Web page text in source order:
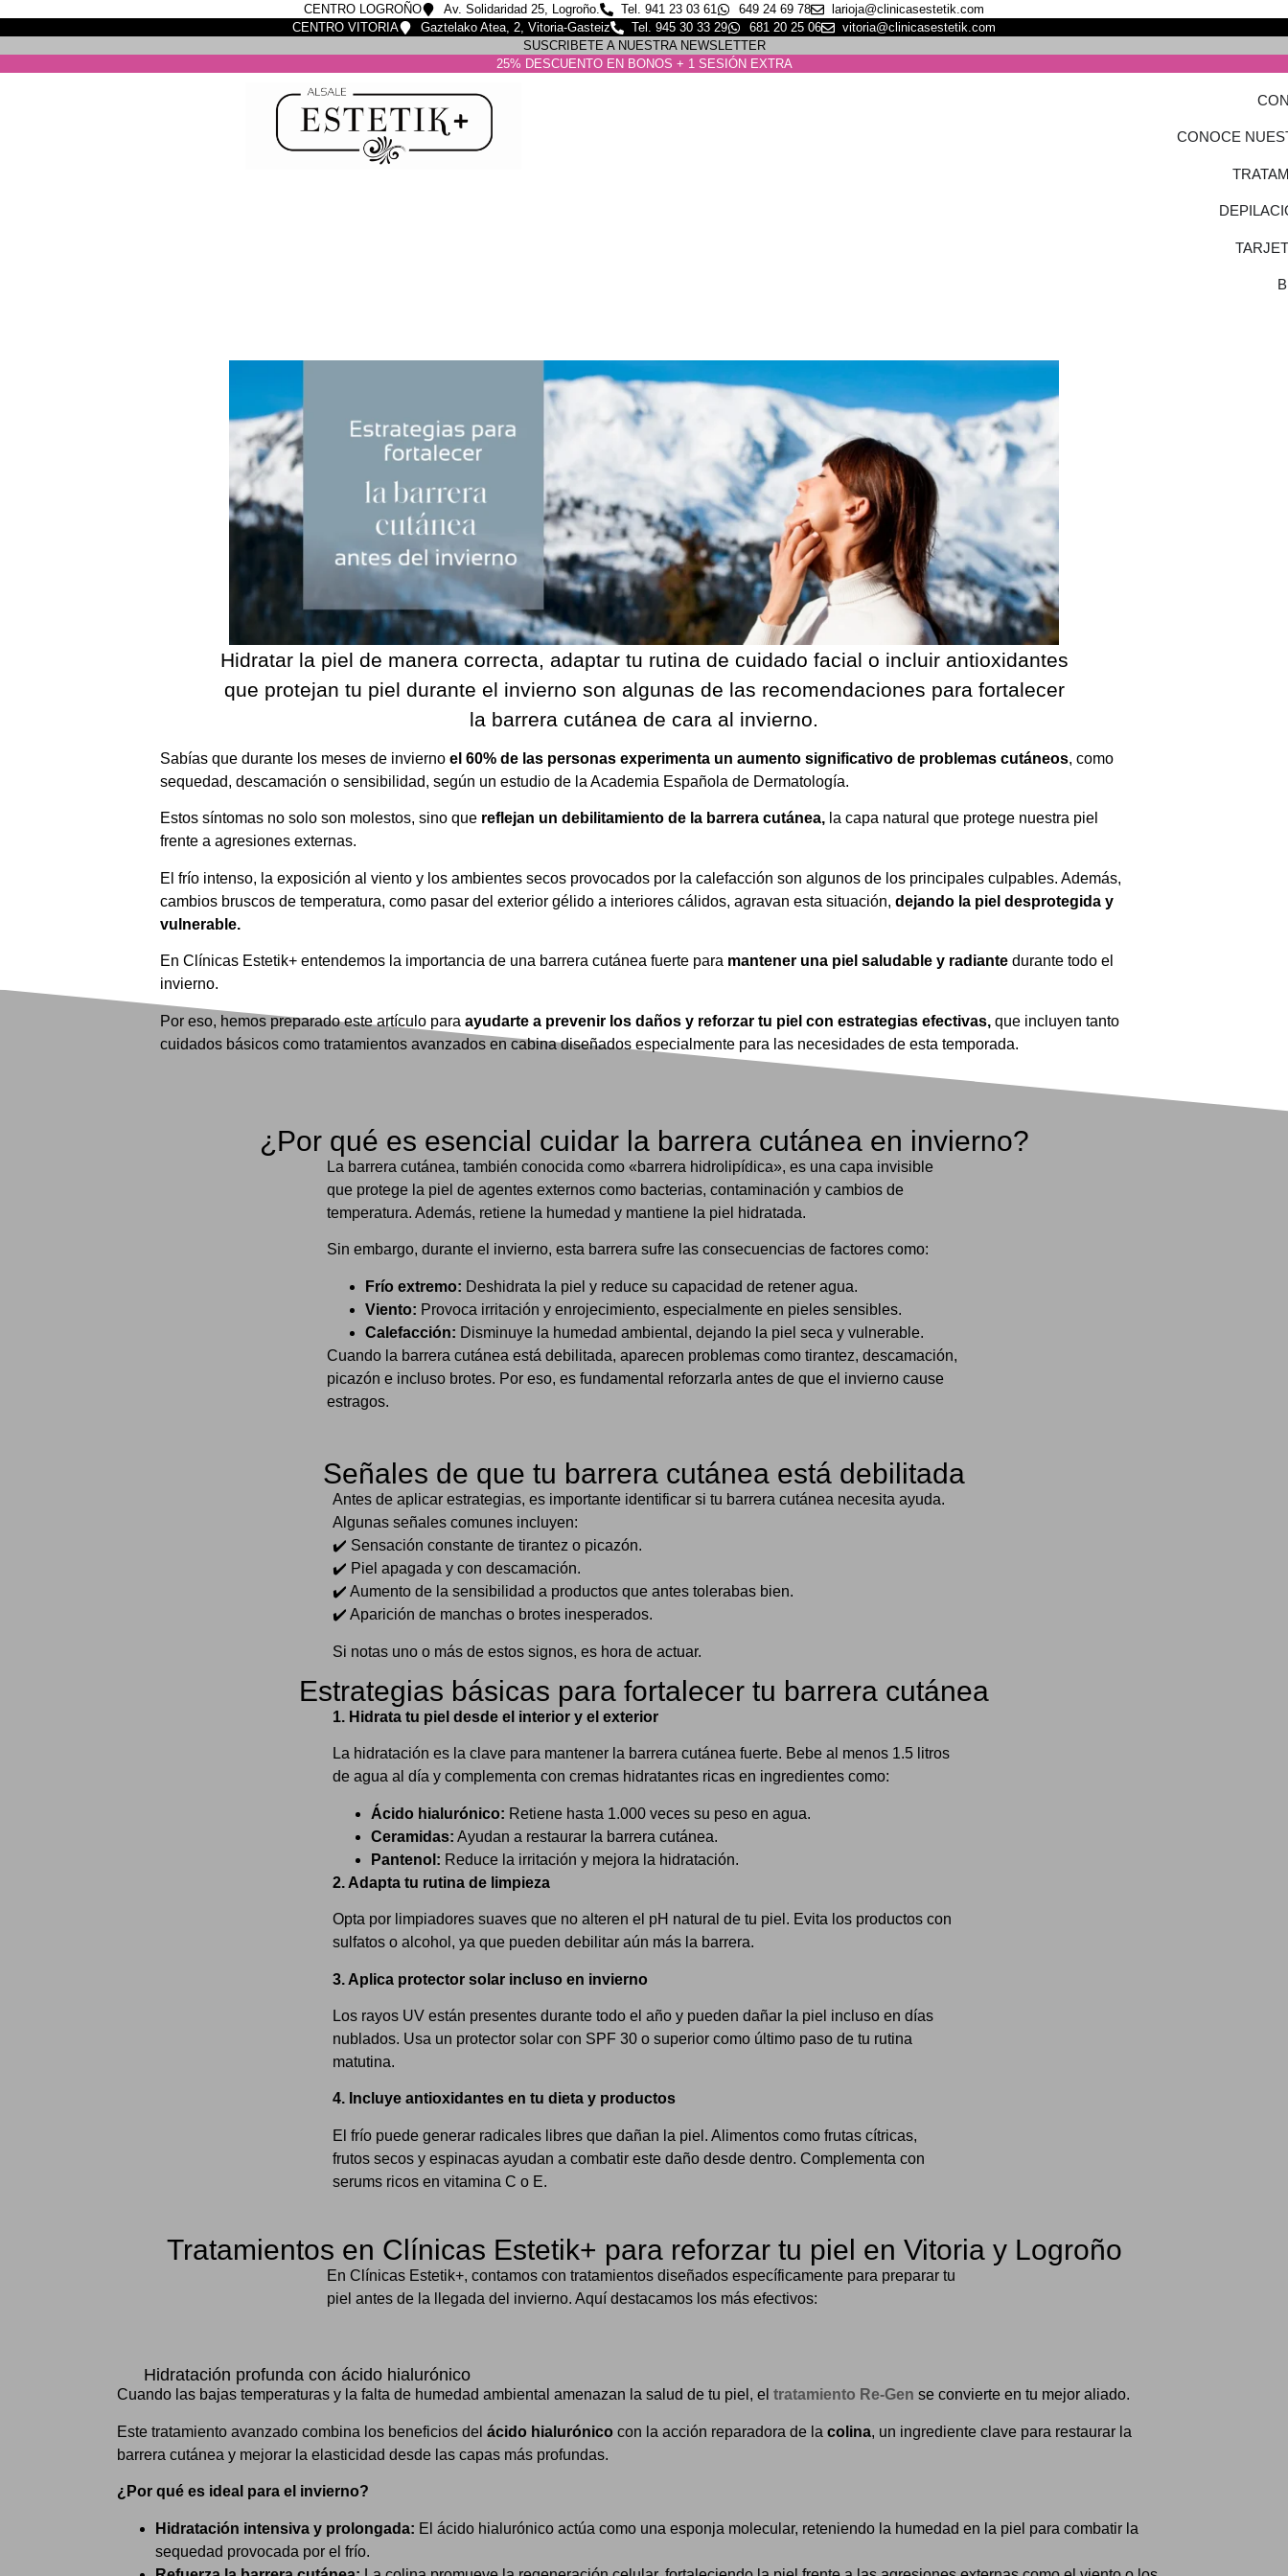
CENTRO LOGROÑO Av. Solidaridad 25, Logroño. Tel. 941 23 03 61 649 24 69 78
larioja@clinicasestetik.com
CENTRO VITORIA
Gaztelako Atea, 2, Vitoria-Gasteiz Tel. 945 30 33 29 681 20 25 06
vitoria@clinicasestetik.com
SUSCRIBETE A NUESTRA NEWSLETTER
25% DESCUENTO EN BONOS + 1 SESIÓN EXTRA
CONOCE
Hidratar la piel de manera correcta, adaptar tu rutina de cuidado facial o incluir antioxidantes
que protejan tu piel durante el invierno son algunas de las recomendaciones para fortalecer
la barrera cutánea de cara al invierno.
Sabías que durante los meses de inviernoel 60% de las personas experimenta un aumento significativo de problemas cutáneos, como
sequedad, descamación o sensibilidad, según un estudio de la Academia Española de Dermatología.
Estos síntomas no solo son molestos, sino que reflejan un debilitamiento de la barrera cutánea, la capa natural que protege nuestra piel
frente a agresiones externas.
El frío intenso, la exposición al viento y los ambientes secos provocados por la calefacción son algunos de los principales culpables. Además,
cambios bruscos de temperatura, como pasar del exterior gélido a interiores cálidos, agravan esta situación,dejando la piel desprotegida y
vulnerable.
En Clínicas Estetik+ entendemos la importancia de una barrera cutánea fuerte para mantener una piel saludable y radiante durante todo el
invierno.
Por eso, hemos preparado este artículo paraayudarte a prevenir los daños y reforzar tu piel con estrategias efectivas, que incluyen tanto
cuidados básicos como tratamientos avanzados en cabina diseñados especialmente para las necesidades de esta temporada.
¿Por qué es esencial cuidar la barrera cutánea en invierno?
La barrera cutánea, también conocida como «barrera hidrolipídica», es una capa invisible
que protege la piel de agentes externos como bacterias, contaminación y cambios de
temperatura. Además, retiene la humedad y mantiene la piel hidratada.
Sin embargo, durante el invierno, esta barrera sufre las consecuencias de factores como:
Frío extremo: Deshidrata la piel y reduce su capacidad de retener agua.
Viento: Provoca irritación y enrojecimiento, especialmente en pieles sensibles.
Calefacción: Disminuye la humedad ambiental, dejando la piel seca y vulnerable.
Cuando la barrera cutánea está debilitada, aparecen problemas como tirantez, descamación,
picazón e incluso brotes. Por eso, es fundamental reforzarla antes de que el invierno cause
estragos.
Señales de que tu barrera cutánea está debilitada
Antes de aplicar estrategias, es importante identificar si tu barrera cutánea necesita ayuda.
Algunas señales comunes incluyen:
✔️ Sensación constante de tirantez o picazón.
✔️ Piel apagada y con descamación.
✔️ Aumento de la sensibilidad a productos que antes tolerabas bien.
✔️ Aparición de manchas o brotes inesperados.
Si notas uno o más de estos signos, es hora de actuar.
Estrategias básicas para fortalecer tu barrera cutánea
1. Hidrata tu piel desde el interior y el exterior
La hidratación es la clave para mantener la barrera cutánea fuerte. Bebe al menos 1.5 litros
de agua al día y complementa con cremas hidratantes ricas en ingredientes como:
Ácido hialurónico: Retiene hasta 1.000 veces su peso en agua.
Ceramidas: Ayudan a restaurar la barrera cutánea.
Pantenol: Reduce la irritación y mejora la hidratación.
2. Adapta tu rutina de limpieza
Opta por limpiadores suaves que no alteren el pH natural de tu piel. Evita los productos con
sulfatos o alcohol, ya que pueden debilitar aún más la barrera.
3. Aplica protector solar incluso en invierno
Los rayos UV están presentes durante todo el año y pueden dañar la piel incluso en días
nublados. Usa un protector solar con SPF 30 o superior como último paso de tu rutina
matutina.
4. Incluye antioxidantes en tu dieta y productos
El frío puede generar radicales libres que dañan la piel. Alimentos como frutas cítricas,
frutos secos y espinacas ayudan a combatir este daño desde dentro. Complementa con
serums ricos en vitamina C o E.
Tratamientos en Clínicas Estetik+ para reforzar tu piel en Vitoria y Logroño
En Clínicas Estetik+, contamos con tratamientos diseñados específicamente para preparar tu
piel antes de la llegada del invierno. Aquí destacamos los más efectivos:
Hidratación profunda con ácido hialurónico
Cuando las bajas temperaturas y la falta de humedad ambiental amenazan la salud de tu piel, el tratamiento Re-Gen se convierte en tu mejor aliado.
Este tratamiento avanzado combina los beneficios del ácido hialurónico con la acción reparadora de la colina, un ingrediente clave para restaurar la
barrera cutánea y mejorar la elasticidad desde las capas más profundas.
¿Por qué es ideal para el invierno?
Hidratación intensiva y prolongada: El ácido hialurónico actúa como una esponja molecular, reteniendo la humedad en la piel para combatir la
sequedad provocada por el frío.